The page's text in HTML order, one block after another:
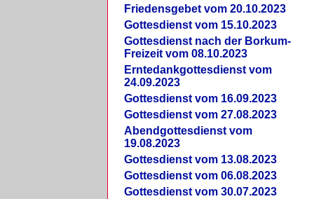
Friedensgebet vom 20.10.2023
Gottesdienst vom 15.10.2023
Gottesdienst nach der Borkum-
Freizeit vom 08.10.2023
Erntedankgottesdienst vom
24.09.2023
Gottesdienst vom 16.09.2023
Gottesdienst vom 27.08.2023
Abendgottesdienst vom
19.08.2023
Gottesdienst vom 13.08.2023
Gottesdienst vom 06.08.2023
Gottesdienst vom 30.07.2023